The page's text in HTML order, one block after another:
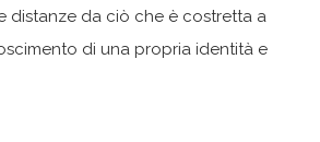
distanze da ciò che è costretta a
di una propria identità e